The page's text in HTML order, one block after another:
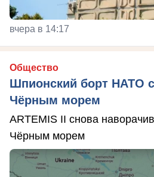
вчера в 14:17
Общество
Шпионский борт НАТО
Чёрным морем
ARTEMIS II снова
Чёрным морем